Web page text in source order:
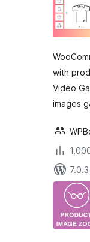
with
Video
images